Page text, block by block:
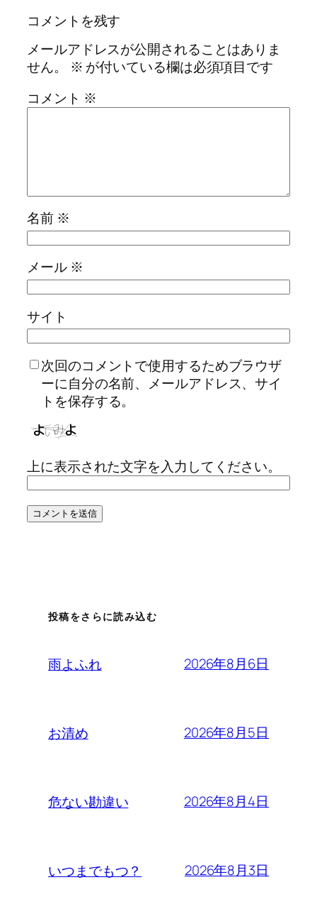
コメントを残す
メールアドレスが公開されることはありま
せん。
※ が付いている欄は必須項目です
コメント ※
名前 ※
メール ※
サイト
次回のコメントで使用するためブラウザ
ーに自分の名前、メールアドレス、サイ
トを保存する。
上に表示された文字を入力してください。
投稿をさらに読み込む
雨よふれ 2026年8月6日
お清め 2026年8月5日
危ない勘違い 2026年8月4日
いつまでもつ？ 2026年8月3日